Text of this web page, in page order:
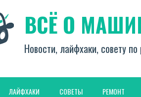
ВСЁ О
Новости, лайфхаки, совету
ЛАЙФХАКИ СОВЕТЫ РЕМОНТ